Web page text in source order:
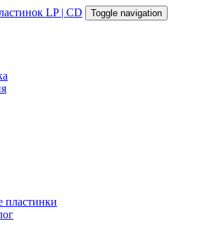
LP | CD Toggle navigation